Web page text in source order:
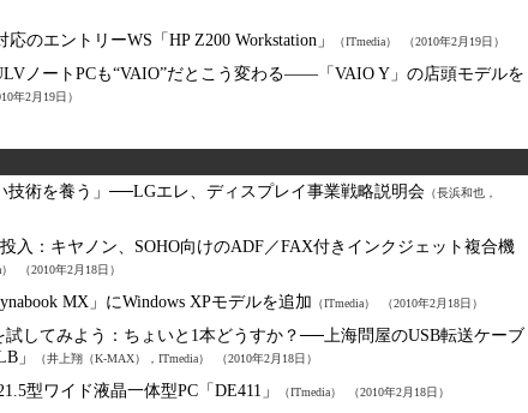
のエントリーWS「HP Z200 Workstation」 （ITmedia） （2010年2月19日）
ノートPCも“VAIO”だとこう変わる――「VAIO Y」の店頭モデルを
年2月19日）
技術を養う」──LGエレ、ディスプレイ事業戦略説明会 （長浜和也，
入： キヤノン、SOHO向けのADF／FAX付きインクジェット複合機
（2010年2月18日）
MX」にWindows XPモデルを追加 （ITmedia） （2010年2月18日）
してみよう： ちょいと1本どうすか？──上海問屋のUSB転送ケーブ
」
（井上翔（K-MAX），ITmedia） （2010年2月18日）
型ワイド液晶一体型PC「DE411」 （ITmedia） （2010年2月18日）